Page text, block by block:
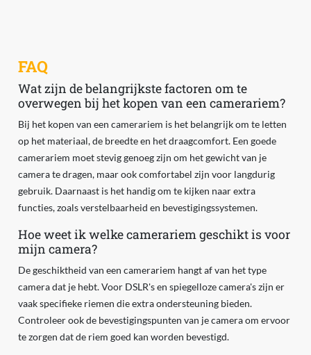
FAQ
Wat zijn de belangrijkste factoren om te
overwegen bij het kopen van een camerariem?
Bij het kopen van een camerariem is het belangrijk om te letten
op het materiaal, de breedte en het draagcomfort. Een goede
camerariem moet stevig genoeg zijn om het gewicht van je
camera te dragen, maar ook comfortabel zijn voor langdurig
gebruik. Daarnaast is het handig om te kijken naar extra
functies, zoals verstelbaarheid en bevestigingssystemen.
Hoe weet ik welke camerariem geschikt is voor
mijn camera?
De geschiktheid van een camerariem hangt af van het type
camera dat je hebt. Voor DSLR's en spiegelloze camera's zijn er
vaak specifieke riemen die extra ondersteuning bieden.
Controleer ook de bevestigingspunten van je camera om ervoor
te zorgen dat de riem goed kan worden bevestigd.